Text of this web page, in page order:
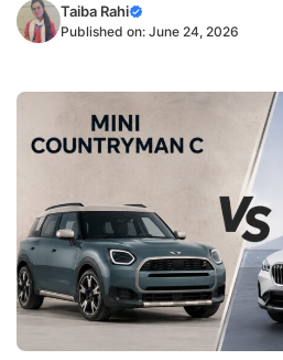
Taiba Rahi
Published on: June 24, 2026